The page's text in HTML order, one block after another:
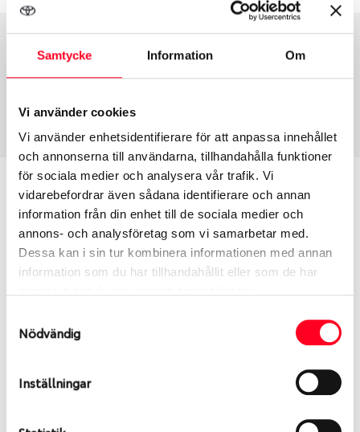
Samtycke Information Om
Vi använder cookies
Vi använder enhetsidentifierare för att anpassa innehållet
och annonserna till användarna, tillhandahålla funktioner
för sociala medier och analysera vår trafik. Vi
vidarebefordrar även sådana identifierare och annan
information från din enhet till de sociala medier och
annons- och analysföretag som vi samarbetar med.
Dessa kan i sin tur kombinera informationen med annan
information som du har tillhandahållit eller som de har
Nödvändig
Inställningar
Däcktyp
Vinter
Däckstorlek
245/45 R 18 100T
2368
Passar detta däck min bil?
Ange registreringsnummer för att se om det däck
du valt passar din bilmodell. Om du köper däck som
skall sättas på dina befintliga fälgar, se till att kolla
årens lopp och inte vara samma dimension som
bilen hade ut från fabrik.